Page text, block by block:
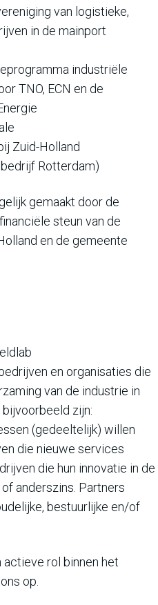
van logistieke,
in de mainport
industriële
TNO, ECN en de
Zuid-Holland
Rotterdam)
gemaakt door de
steun van de
en de gemeente
en organisaties die
van de industrie in
zijn:
(gedeeltelijk) willen
die nieuwe services
die hun innovatie in de
anderszins. Partners
bestuurlijke en/of
rol binnen het
op.